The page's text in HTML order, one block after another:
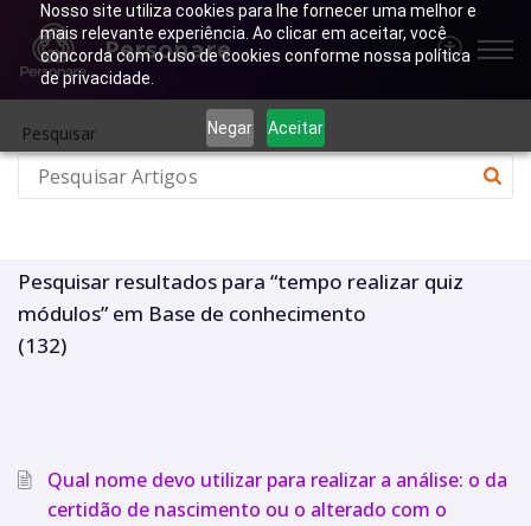
Nosso site utiliza cookies para lhe fornecer uma melhor e
mais relevante experiência. Ao clicar em aceitar, você
concorda com o uso de cookies conforme nossa política
de privacidade.
Negar Aceitar
Personare
Pesquisar
Pesquisar resultados para “tempo realizar quiz
módulos” em Base de conhecimento
(132)
Qual nome devo utilizar para realizar a análise: o da
certidão de nascimento ou o alterado com o